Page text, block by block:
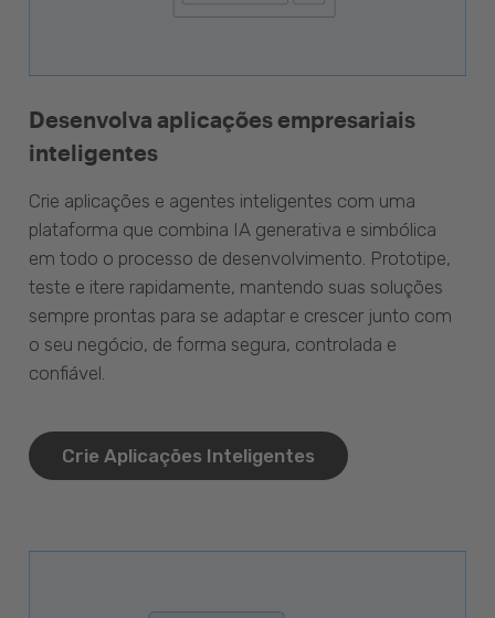
Desenvolva aplicações empresariais
inteligentes
Crie aplicações e agentes inteligentes com uma
plataforma que combina IA generativa e simbólica
em todo o processo de desenvolvimento. Prototipe,
teste e itere rapidamente, mantendo suas soluções
sempre prontas para se adaptar e crescer junto com
o seu negócio, de forma segura, controlada e
confiável.
Crie Aplicações Inteligentes